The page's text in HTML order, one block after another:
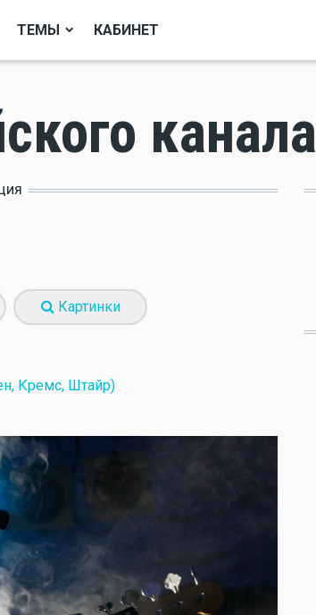
ТЕМЫ КАБИНЕТ
канала
Картинки
Кремс, Штайр)